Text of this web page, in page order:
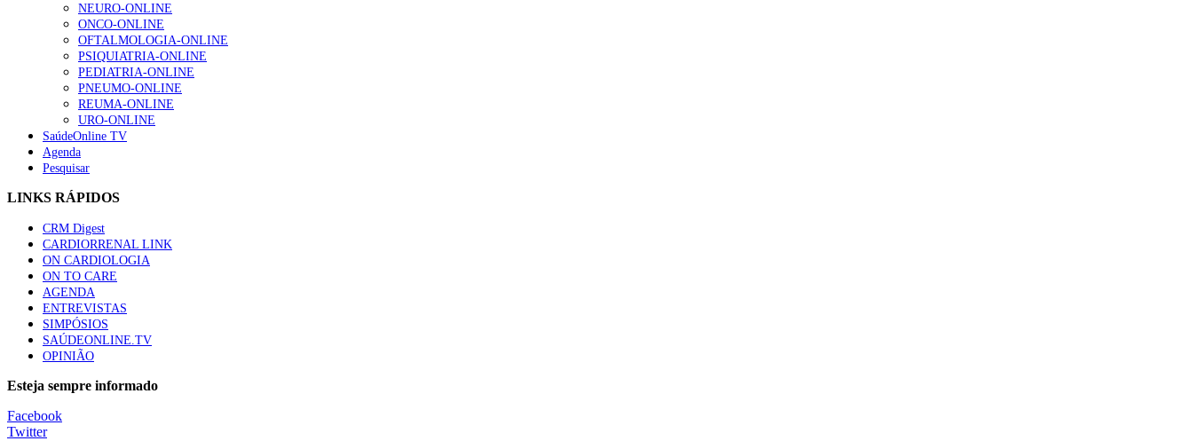
Trodelvy aprovado para primeira linha no cancro da mama triplo negativo metastático em doentes não elegíveis para inibidores PD-(L)1
61 visualizações
NEURO-ONLINE
ONCO-ONLINE
OFTALMOLOGIA-ONLINE
PSIQUIATRIA-ONLINE
PEDIATRIA-ONLINE
PNEUMO-ONLINE
REUMA-ONLINE
URO-ONLINE
SaúdeOnline TV
Agenda
Pesquisar
LINKS RÁPIDOS
CRM Digest
CARDIORRENAL LINK
ON CARDIOLOGIA
ON TO CARE
AGENDA
ENTREVISTAS
SIMPÓSIOS
SAÚDEONLINE.TV
OPINIÃO
Esteja sempre informado
Facebook
Twitter